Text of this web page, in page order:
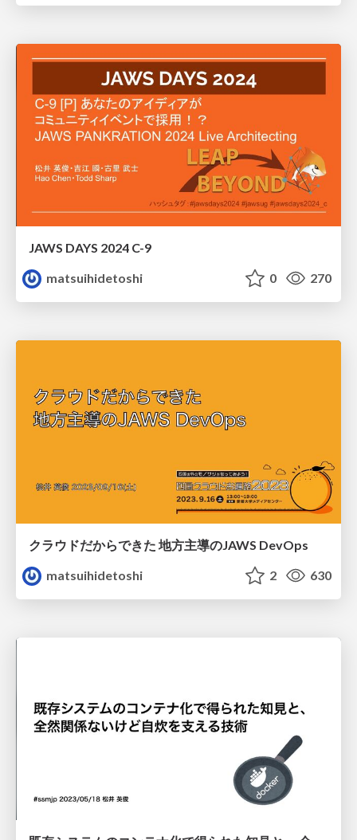
JAWS DAYS 2024 C-9
matsuihidetoshi
0 270
クラウドだからできた 地方主導のJAWS DevOps
matsuihidetoshi
2 630